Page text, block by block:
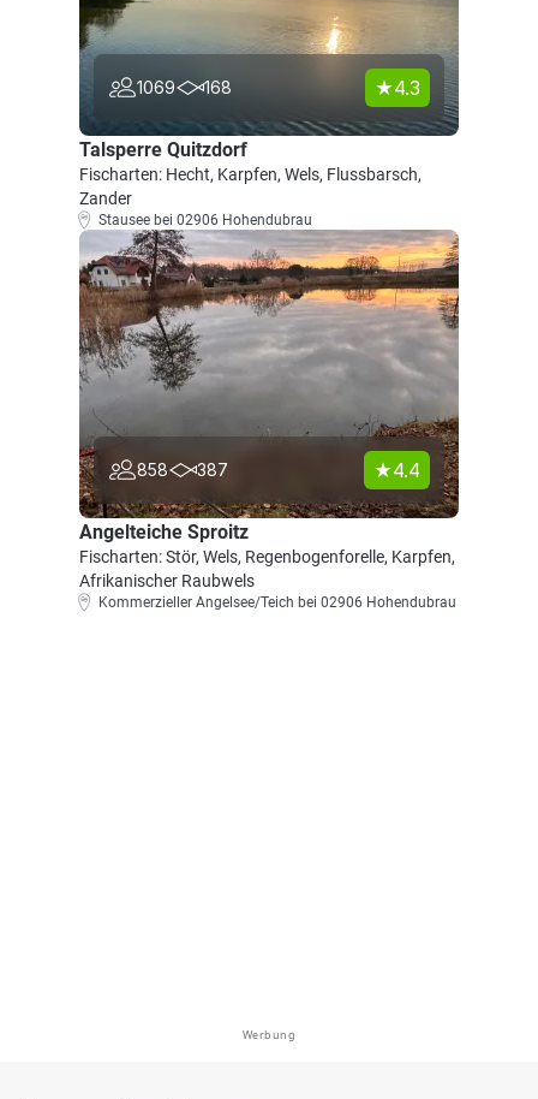
1069 168 4.3
Talsperre Quitzdorf
Fischarten: Hecht, Karpfen, Wels, Flussbarsch,
Zander
Stausee bei 02906 Hohendubrau
858 387 4.4
Angelteiche Sproitz
Fischarten: Stör, Wels, Regenbogenforelle, Karpfen,
Afrikanischer Raubwels
Kommerzieller Angelsee/Teich bei 02906 Hohendubrau
Werbung